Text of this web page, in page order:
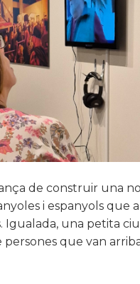
de construir una
i espanyols que
Igualada, una petita
que van